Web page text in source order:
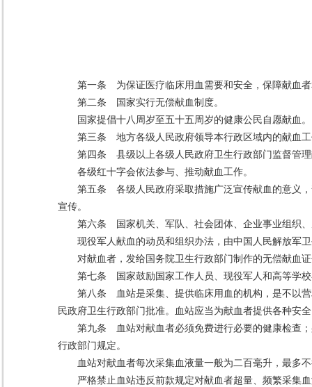
第一条 为保证医疗临床用血需要和安全，保障献血
第二条 国家实行无偿献血制度。
国家提倡十八周岁至五十五周岁的健康公民自愿献血。
第三条 地方各级人民政府领导本行政区域内的献血
第四条 县级以上各级人民政府卫生行政部门监督管
各级红十字会依法参与、推动献血工作。
第五条 各级人民政府采取措施广泛宣传献血的意义
宣传。
第六条 国家机关、军队、社会团体、企业事业组织
现役军人献血的动员和组织办法，由中国人民解放军
对献血者，发给国务院卫生行政部门制作的无偿献血
第七条 国家鼓励国家工作人员、现役军人和高等学
第八条 血站是采集、提供临床用血的机构，是不以
民政府卫生行政部门批准。血站应当为献血者提供各种安
第九条 血站对献血者必须免费进行必要的健康检查
行政部门规定。
血站对献血者每次采集血液量一般为二百毫升，最多
严格禁止血站违反前款规定对献血者超量、频繁采集